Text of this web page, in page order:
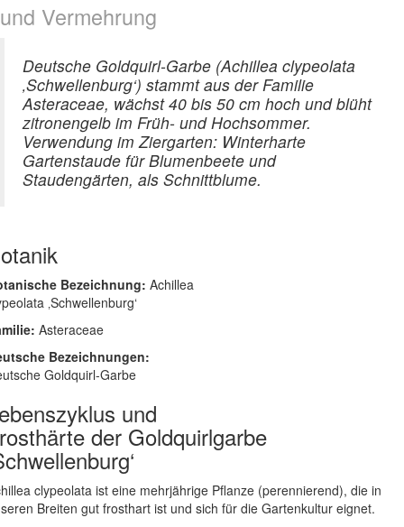
und Vermehrung
Deutsche Goldquirl-Garbe (Achillea clypeolata
‚Schwellenburg‘) stammt aus der Familie
Asteraceae, wächst 40 bis 50 cm hoch und blüht
zitronengelb im Früh- und Hochsommer.
Verwendung im Ziergarten: Winterharte
Gartenstaude für Blumenbeete und
Staudengärten, als Schnittblume.
Bezeichnung: Achillea
‚Schwellenburg‘
Asteraceae
Bezeichnungen:
Goldquirl-Garbe
und
der Goldquirlgarbe
clypeolata ist eine mehrjährige Pflanze (perennierend), die in
Breiten gut frosthart ist und sich für die Gartenkultur eignet.